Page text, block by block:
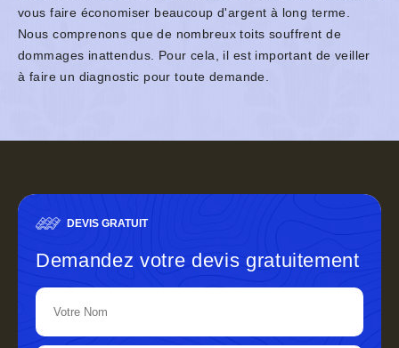
vous faire économiser beaucoup d'argent à long terme.
Nous comprenons que de nombreux toits souffrent de
dommages inattendus. Pour cela, il est important de veiller
à faire un diagnostic pour toute demande.
DEVIS GRATUIT
Demandez votre devis gratuitement